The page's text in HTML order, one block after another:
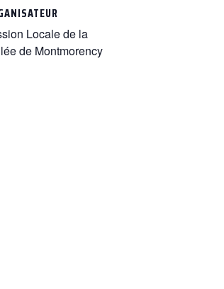
Locale de la
de Montmorency